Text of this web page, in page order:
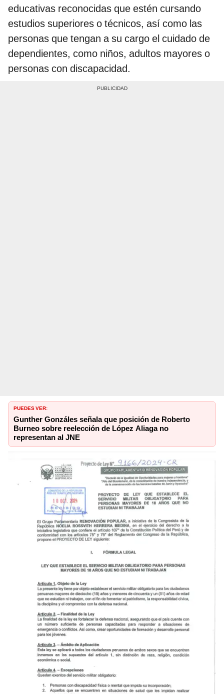
educativas reconocidas que estén cursando
estudios superiores o técnicos, así como las
personas que tengan a su cargo el cuidado de
dependientes, como niños, adultos mayores o
personas con discapacidad.
PUEDES VER:
Gunther Gonzáles señala que posición de Roberto
Burneo sobre reelección de López Aliaga no
representan al JNE